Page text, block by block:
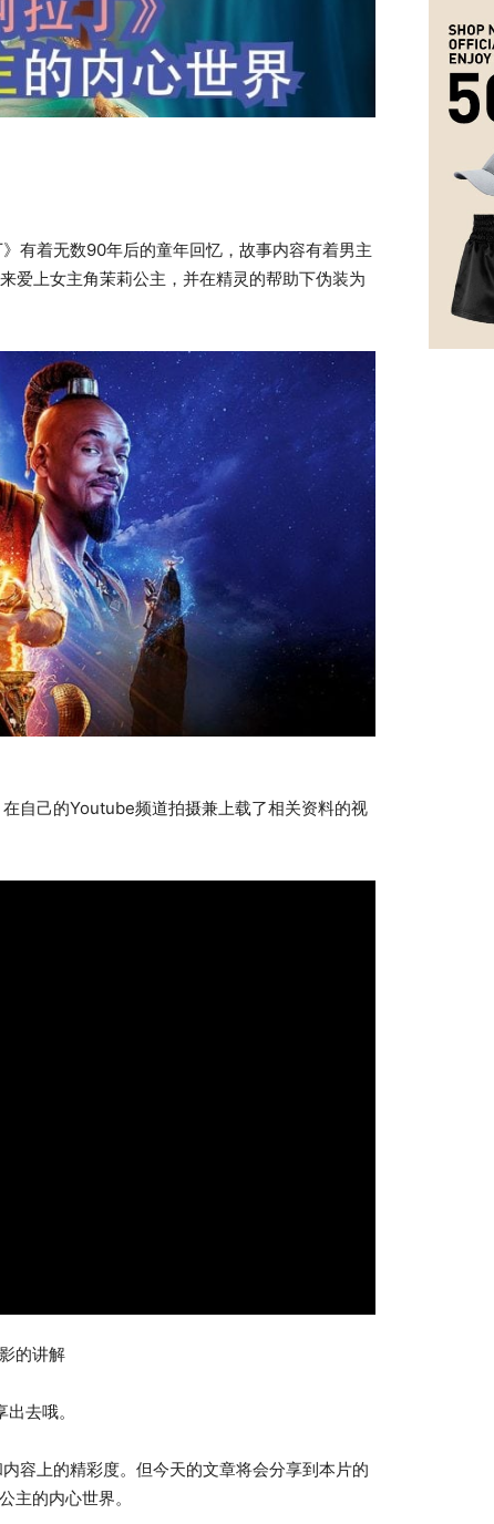
有着无数90年后的童年回忆，故事内容有着男主
爱上女主角茉莉公主，并在精灵的帮助下伪装为
自己的Youtube频道拍摄兼上载了相关资料的视
的讲解
去哦。
容上的精彩度。但今天的文章将会分享到本片的
主的内心世界。